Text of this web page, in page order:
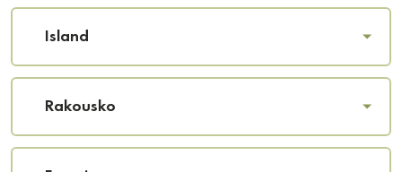
Kazachstán
Island
Rakousko